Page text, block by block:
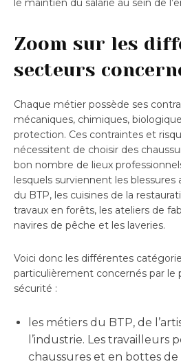
le maintien du salarié au sein de
Zoom sur les
secteurs
Chaque métier possède ses
mécaniques, chimiques,
protection. Ces contraintes et
nécessitent de choisir des
bon nombre de lieux
lesquels surviennent les blessures
du BTP, les cuisines de la
travaux en forêts, les ateliers de
navires de pêche et les laveries.
Voici donc les différentes
particulièrement concernés par le
sécurité :
les métiers du BTP, de
l’industrie. Les travailleurs
chaussures et en bottes